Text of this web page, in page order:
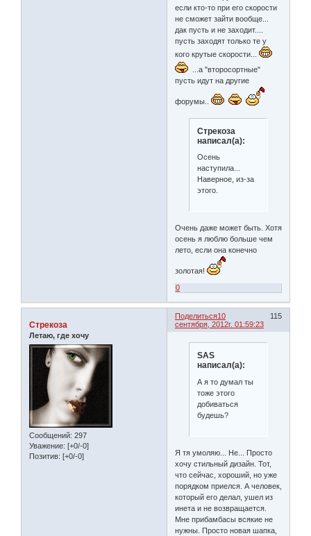
если кто-то при его скорости
не сможет зайти вообще...
дак пусть и не заходит....
пусть заходят только те у
кого крутые скорости...
...а "второсортные"
пусть идут на другие
форумы..
Стрекоза
написал(а):
Осень
наступила...
Наверное, из-за
этого.
Очень даже может быть. Хотя
осень я люблю больше чем
лето, если она конечно
золотая!
0
Поделиться 115
10
сентября, 2012г. 01:59:23
Стрекоза
Летаю, где хочу
Сообщений: 297
Уважение: [+0/-0]
Позитив: [+0/-0]
SAS
написал(а):
А я то думал ты
тоже этого
добиваться
будешь?
Я тя умоляю... Не... Просто
хочу стильный дизайн. Тот,
что сейчас, хороший, но уже
порядком приелся. А человек,
который его делал, ушел из
инета и не возвращается.
Мне прибамбасы всякие не
нужны. Просто новая шапка,